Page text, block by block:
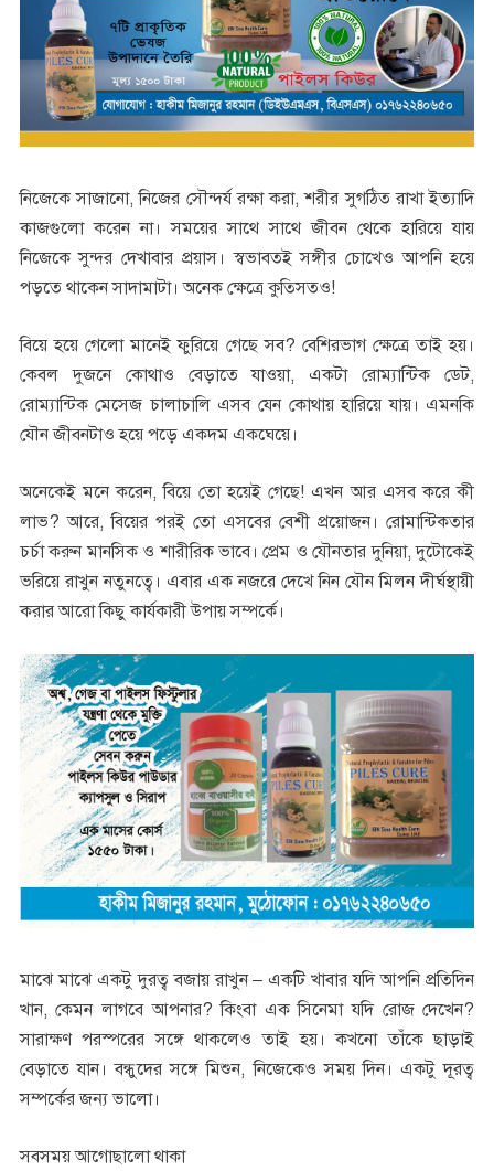
নিজেকে সাজানো, নিজের সৌন্দর্য রক্ষা করা, শরীর সুগঠিত রাখা ইত্যাদি
কাজগুলো করেন না। সময়ের সাথে সাথে জীবন থেকে হারিয়ে যায়
নিজেকে সুন্দর দেখাবার প্রয়াস। স্বভাবতই সঙ্গীর চোখেও আপনি হয়ে
পড়তে থাকেন সাদামাটা। অনেক ক্ষেত্রে কুত্‍সিতও!
বিয়ে হয়ে গেলো মানেই ফুরিয়ে গেছে সব? বেশিরভাগ ক্ষেত্রে তাই হয়।
কেবল দুজনে কোথাও বেড়াতে যাওয়া, একটা রোম্যান্টিক ডেট,
রোম্যান্টিক মেসেজ চালাচালি এসব যেন কোথায় হারিয়ে যায়। এমনকি
যৌন জীবনটাও হয়ে পড়ে একদম একঘেয়ে।
অনেকেই মনে করেন, বিয়ে তো হয়েই গেছে! এখন আর এসব করে কী
লাভ? আরে, বিয়ের পরই তো এসবের বেশী প্রয়োজন। রোমান্টিকতার
চর্চা করুন মানসিক ও শারীরিক ভাবে। প্রেম ও যৌনতার দুনিয়া, দুটোকেই
ভরিয়ে রাখুন নতুনত্বে। এবার এক নজরে দেখে নিন যৌন মিলন দীর্ঘস্থায়ী
করার আরো কিছু কার্যকারী উপায় সম্পর্কে।
মাঝে মাঝে একটু দুরত্ব বজায় রাখুন – একটি খাবার যদি আপনি প্রতিদিন
খান, কেমন লাগবে আপনার? কিংবা এক সিনেমা যদি রোজ দেখেন?
সারাক্ষণ পরস্পরের সঙ্গে থাকলেও তাই হয়। কখনো তাঁকে ছাড়াই
বেড়াতে যান। বন্ধুদের সঙ্গে মিশুন, নিজেকেও সময় দিন। একটু দূরত্ব
সম্পর্কের জন্য ভালো।
সবসময় আগোছালো থাকা